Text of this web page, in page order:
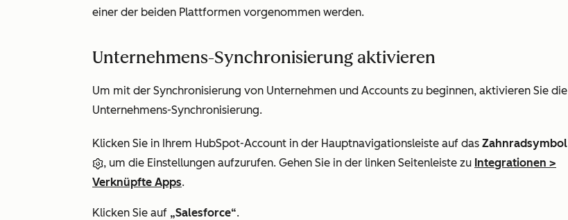
einer der beiden Plattformen vorgenommen werden.
Unternehmens-Synchronisierung aktivieren
Um mit der Synchronisierung von Unternehmen und Accounts zu beginnen, aktivieren Sie die
Unternehmens-Synchronisierung.
Klicken Sie in Ihrem HubSpot-Account in der Hauptnavigationsleiste auf das Zahnradsymbol
, um die Einstellungen aufzurufen. Gehen Sie in der linken Seitenleiste zu Integrationen >
Verknüpfte Apps.
Klicken Sie auf „Salesforce“.